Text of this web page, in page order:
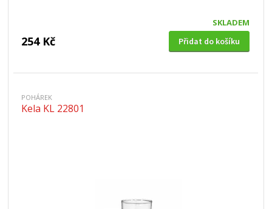
SKLADEM
254 Kč Přidat do košíku
POHÁREK
Kela KL 22801